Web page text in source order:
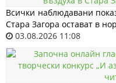
Всички наблюдавани
Стара Загора остават в
03.08.2026 11:08